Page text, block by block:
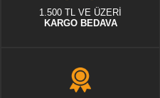
1.500 TL VE ÜZERİ
KARGO BEDAVA